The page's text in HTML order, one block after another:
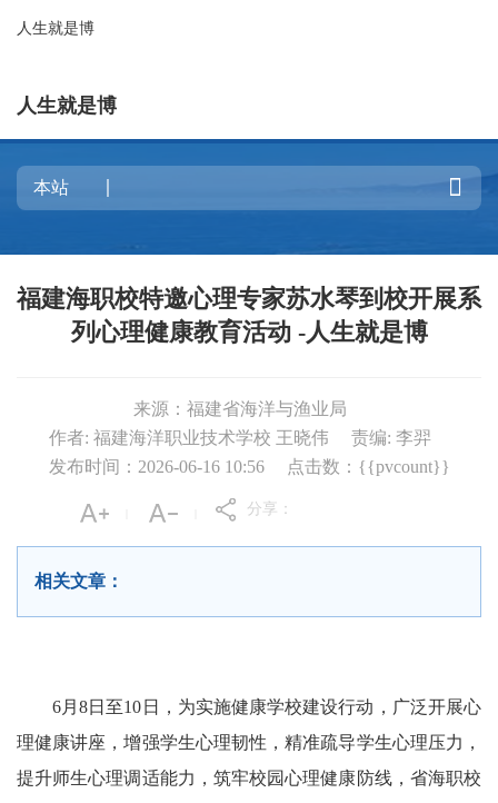
人生就是博
人生就是博

福建海职校特邀心理专家苏水琴到校开展系
列心理健康教育活动 -人生就是博
来源：福建省海洋与渔业局
作者: 福建海洋职业技术学校 王晓伟
责编: 李羿
发布时间：2026-06-16 10:56
点击数：{{pvcount}}
分享：
相关文章：
6月8日至10日，为实施健康学校建设行动，广泛开展心
理健康讲座，增强学生心理韧性，精准疏导学生心理压力，
提升师生心理调适能力，筑牢校园心理健康防线，省海职校